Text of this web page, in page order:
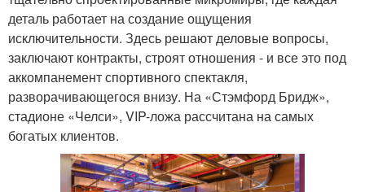
деталь работает на создание ощущения
исключительности. Здесь решают деловые вопросы,
заключают контракты, строят отношения - и все это под
аккомпанемент спортивного спектакля,
разворачивающегося внизу. На «Стэмфорд Бридж»,
стадионе «Челси», VIP-ложа рассчитана на самых
богатых клиентов.